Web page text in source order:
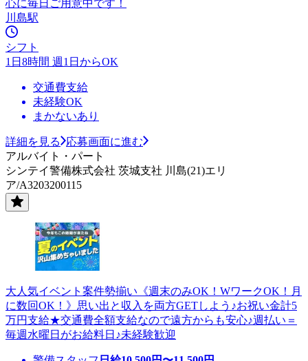
心に毎日ご用意中です！
川島駅
シフト
1日8時間 週1日からOK
交通費支給
未経験OK
まかないあり
詳細を見る
応募画面に進む
アルバイト・パート
シンテイ警備株式会社 茨城支社 川島(21)エリ
ア/A3203200115
大人気イベント案件勢揃い《週末のみOK！WワークOK！月
に数回OK！》思い出と収入を両方GETしよう♪お祝い金計5
万円支給★交通費全額支給なので遠方からも安心♪週払い＝
毎週水曜日がお給料日♪未経験歓迎